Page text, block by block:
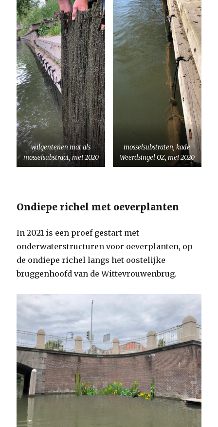
wilgentenen mat als
mosselsubstraat, mei 2020
mosselsubstraten, kade
Weerdsingel OZ, mei 2020
Ondiepe richel met oeverplanten
In 2021 is een proef gestart met
onderwaterstructuren voor oeverplanten, op
de ondiepe richel langs het oostelijke
bruggenhoofd van de Wittevrouwenbrug.